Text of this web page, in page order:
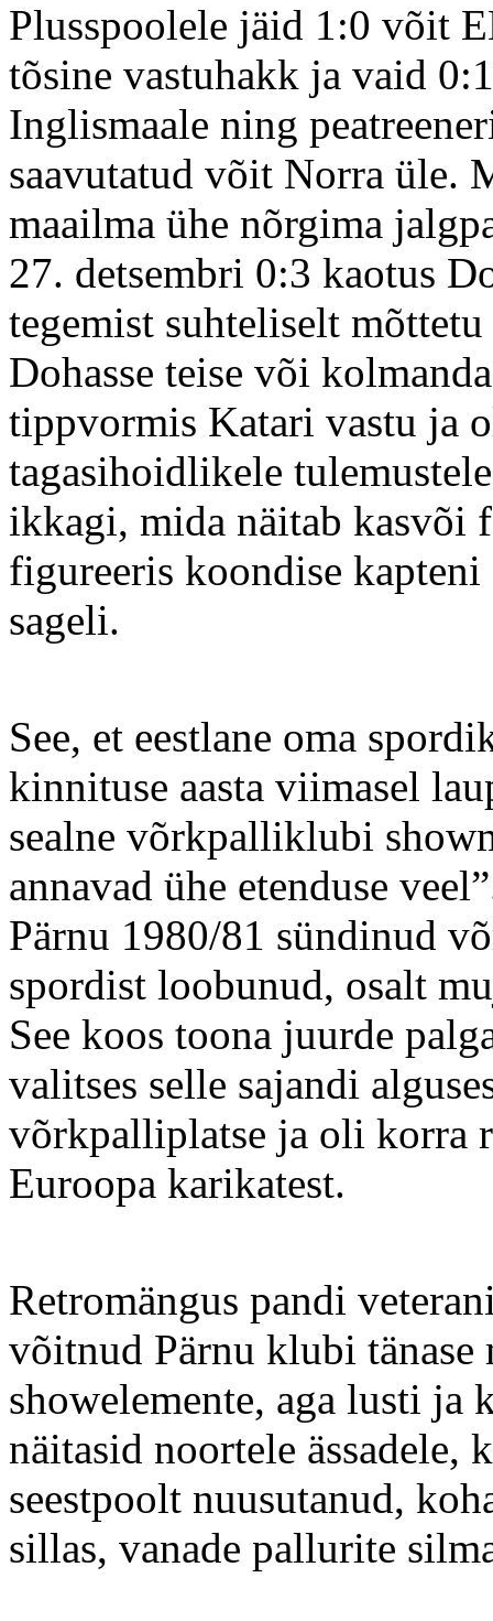
Plusspoolele jäid 1:0 võit
tõsine vastuhakk ja vaid
Inglismaale ning
saavutatud võit Norra üle.
maailma ühe nõrgima
27. detsembri 0:3 kaotus
tegemist suhteliselt
Dohasse teise või
tippvormis Katari vastu ja
tagasihoidlikele
ikkagi, mida näitab kasvõi
figureeris koondise
sageli.
See, et eestlane oma
kinnituse aasta viimasel
sealne võrkpalliklubi
annavad ühe etenduse
Pärnu 1980/81 sündinud
spordist loobunud, osalt
See koos toona juurde
valitses selle sajandi
võrkpalliplatse ja oli korra
Euroopa karikatest.
Retromängus pandi
võitnud Pärnu klubi
showelemente, aga lusti ja
näitasid noortele
seestpoolt nuusutanud,
sillas, vanade pallurite